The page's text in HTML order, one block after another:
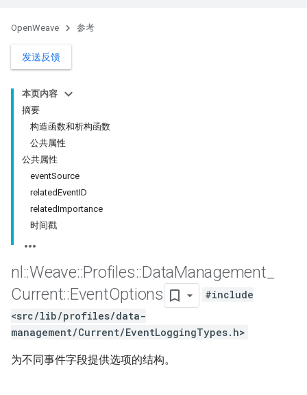
OpenWeave 参考
发送反馈
本页内容
摘要
构造函数和析构函数
公共属性
公共属性
eventSource
relatedEventID
relatedImportance
时间戳
nl ::Weave::Profiles::DataManagement
Current::EventOptions
#include
<src/lib/profiles/data-
management/Current/EventLoggingTypes.h>
为不同事件字段提供选项的结构。